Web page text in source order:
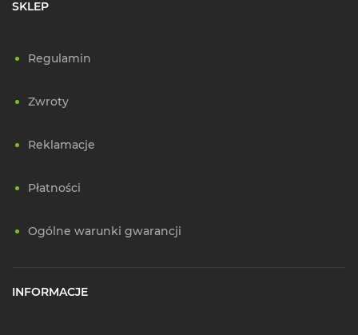
SKLEP
Regulamin
Zwroty
Reklamacje
Płatności
Ogólne warunki gwarancji
INFORMACJE